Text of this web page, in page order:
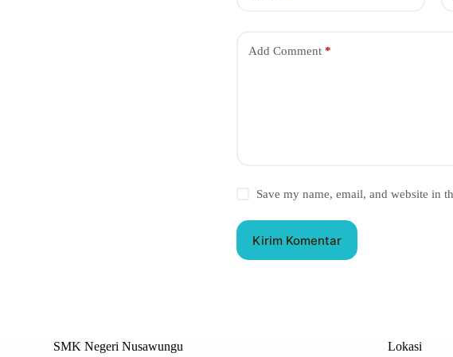
Add Comment *
Save my name, email, and website in
Kirim Komentar
SMK Negeri Nusawungu Lokasi